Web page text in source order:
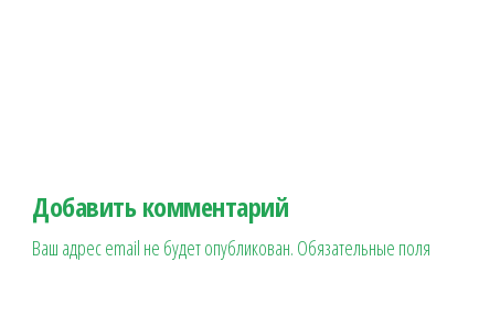
Добавить комментарий
Ваш адрес email не будет опубликован. Обязательные поля